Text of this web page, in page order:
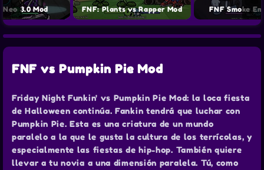
Neo 3.0 Mod FNF: Plants vs Rapper Mod FNF Smoke
FNF vs Pumpkin Pie Mod
Friday Night Funkin' vs Pumpkin Pie Mod: la loca fiesta
de Halloween continúa. Fankin tendrá que luchar con
Pumpkin Pie. Esta es una criatura de un mundo
paralelo a la que le gusta la cultura de los terrícolas, y
especialmente las fiestas de hip-hop. También quiere
llevar a tu novia a una dimensión paralela. Tú, como